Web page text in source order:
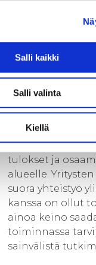
Salli kaikki
Salli valinta
Kiellä
toistaiseksi ollut
Tämän vuoksi
tutkimuksen
hyödyntäminen
ole ollut niin
se voisi
yhteistyötä
yliopistojen
seurauksena
tulokset ja
alueelle.
suora yhteistyö
kanssa on ollut
ainoa keino
toiminnassa
sainvälistä